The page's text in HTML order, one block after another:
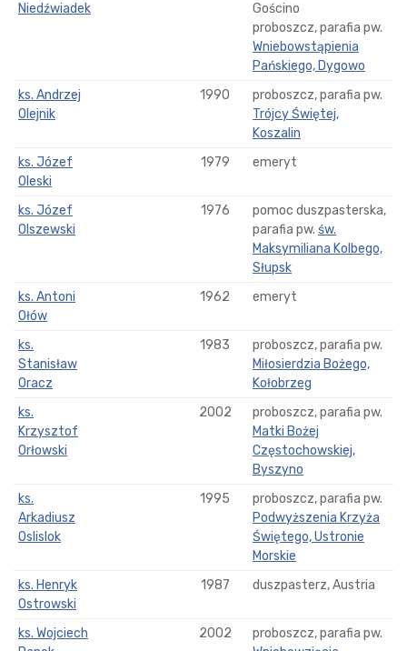
Niedźwiadek
Gościno
proboszcz, parafia pw.
Wniebowstąpienia
Pańskiego, Dygowo
ks. Andrzej
Olejnik
1990
proboszcz, parafia pw.
Trójcy Świętej,
Koszalin
ks. Józef
Oleski
1979 emeryt
ks. Józef
Olszewski
1976
pomoc duszpasterska,
parafia pw. św.
Maksymiliana Kolbego,
Słupsk
ks. Antoni
Ołów
1962 emeryt
ks.
Stanisław
Oracz
1983
proboszcz, parafia pw.
Miłosierdzia Bożego,
Kołobrzeg
ks.
Krzysztof
Orłowski
2002
proboszcz, parafia pw.
Matki Bożej
Częstochowskiej,
Byszyno
ks.
Arkadiusz
Oslislok
1995
proboszcz, parafia pw.
Podwyższenia Krzyża
Świętego, Ustronie
Morskie
ks. Henryk
Ostrowski
1987 duszpasterz, Austria
ks. Wojciech
2002
proboszcz, parafia pw.